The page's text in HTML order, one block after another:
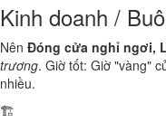
Kinh doanh /
Nên Đóng cửa nghỉ ngơi,
trương. Giờ tốt: Giờ "vàng"
nhiều.
🏗️